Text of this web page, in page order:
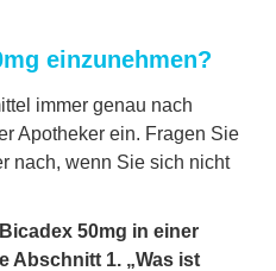
einzunehmen?
immer genau nach
Apotheker ein. Fragen Sie
nach, wenn Sie sich nicht
50mg in einer
Abschnitt 1. „Was ist